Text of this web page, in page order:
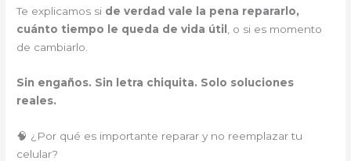
Te explicamos si de verdad vale la pena repararlo,
cuánto tiempo le queda de vida útil
, o si es momento
de cambiarlo.
Sin engaños. Sin letra chiquita. Solo soluciones
reales.
🧠 ¿Por qué es importante reparar y no reemplazar tu
celular?